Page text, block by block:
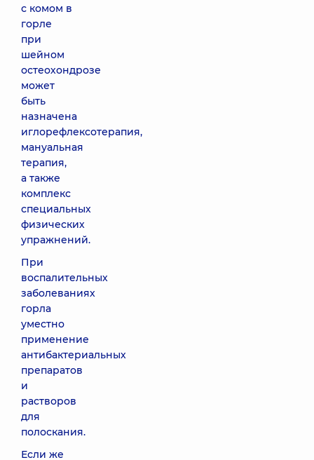
с комом в
горле
при
шейном
остеохондрозе
может
быть
назначена
иглорефлексотерапия,
мануальная
терапия,
а также
комплекс
специальных
физических
упражнений.
При
воспалительных
заболеваниях
горла
уместно
применение
антибактериальных
препаратов
и
растворов
для
полоскания.
Если же